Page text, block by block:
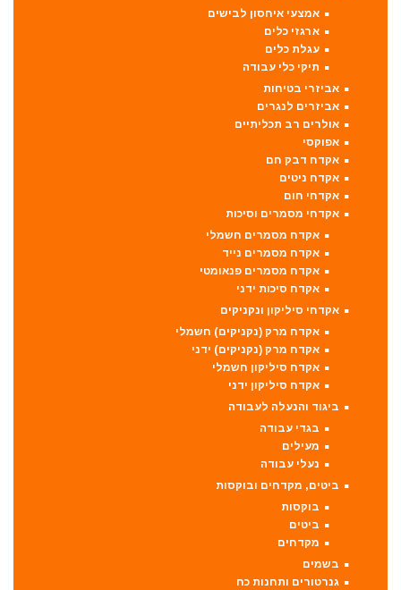
אמצעי איחסון לבישים
ארגזי כלים
עגלת כלים
תיקי כלי עבודה
אביזרי בטיחות
אביזרים לנגרים
אולרים רב תכליתיים
אפוקסי
אקדח דבק חם
אקדח ניטים
אקדחי חום
אקדחי מסמרים וסיכות
אקדח מסמרים חשמלי
אקדח מסמרים נייד
אקדח מסמרים פנאומטי
אקדח סיכות ידני
אקדחי סיליקון ונקניקים
אקדח מרק (נקניקים) חשמלי
אקדח מרק (נקניקים) ידני
אקדח סיליקון חשמלי
אקדח סיליקון ידני
ביגוד והנעלה לעבודה
בגדי עבודה
מעילים
נעלי עבודה
ביטים, מקדחים ובוקסות
בוקסות
ביטים
מקדחים
בשמים
גנרטורים ותחנות כח